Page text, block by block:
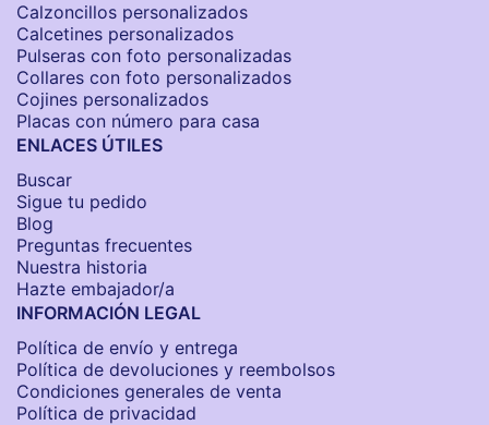
Calzoncillos personalizados​
Calcetines personalizados
Pulseras con foto personalizadas
Collares con foto personalizados
Cojines personalizados
Placas con número para casa
ENLACES ÚTILES
Buscar
Sigue tu pedido
Blog
Preguntas frecuentes
Nuestra historia
Hazte embajador/a
INFORMACIÓN LEGAL
Política de envío y entrega
Política de devoluciones y reembolsos
Condiciones generales de venta
Política de privacidad